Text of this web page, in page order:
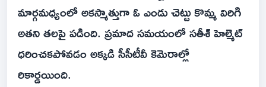
మార్గమధ్యంలో అకస్మాత్తుగా ఓ ఎండు చెట్టు కొమ్మ విరిగి
అతని తలపై పడింది. ప్రమాద సమయంలో సతీశ్ హెల్మెట్
ధరించక‌పోవ‌డం అక్క‌డి సీసీటీవీ కెమెరాల్లో
రికార్డ‌యింది.